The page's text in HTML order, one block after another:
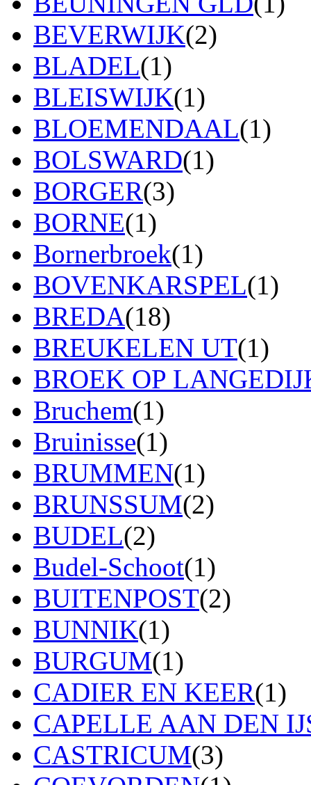
BEVERWIJK(2)
BLADEL(1)
BLEISWIJK(1)
BLOEMENDAAL(1)
BOLSWARD(1)
BORGER(3)
BORNE(1)
Bornerbroek(1)
BOVENKARSPEL(1)
BREDA(18)
BREUKELEN UT(1)
BROEK OP
Bruchem(1)
Bruinisse(1)
BRUMMEN(1)
BRUNSSUM(2)
BUDEL(2)
Budel-Schoot(1)
BUITENPOST(2)
BUNNIK(1)
BURGUM(1)
CADIER EN KEER(1)
CAPELLE AAN DEN
CASTRICUM(3)